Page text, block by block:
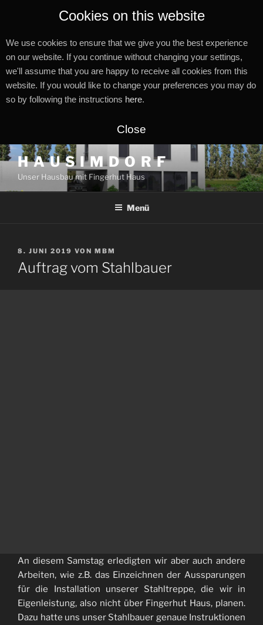
Cookies on this website
We use cookies to ensure that we give you the best experience
on our website. If you continue without changing your settings,
we'll assume that you are happy to receive all cookies from this
website. If you would like to change your preferences you may do
so by following the instructions here.
Close
Zum
Inhalt
springen
H A U S I M D O R F
Unser Hausbau mit Fingerhut Haus
Menü
VERÖFFENTLICHT
AM
8. JUNI 2019 VON MBM
Auftrag vom Stahlbauer
An diesem Samstag erledigten wir aber auch andere
Arbeiten, wie z.B. das Einzeichnen der Aussparungen
für die Installation unserer Stahltreppe, die wir in
Eigenleistung, also nicht über Fingerhut Haus, planen.
Dazu hatte uns unser Stahlbauer genaue Instruktionen